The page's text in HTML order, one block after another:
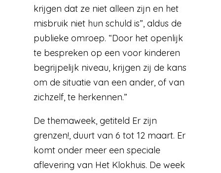
krijgen dat ze niet alleen zijn en het
misbruik niet hun schuld is”, aldus de
publieke omroep. “Door het openlijk
te bespreken op een voor kinderen
begrijpelijk niveau, krijgen zij de kans
om de situatie van een ander, of van
zichzelf, te herkennen.”
De themaweek, getiteld Er zijn
grenzen!, duurt van 6 tot 12 maart. Er
komt onder meer een speciale
aflevering van Het Klokhuis. De week